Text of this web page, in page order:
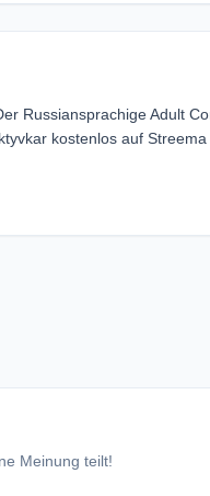
Russiansprachige Adult
kostenlos auf
Meinung teilt!